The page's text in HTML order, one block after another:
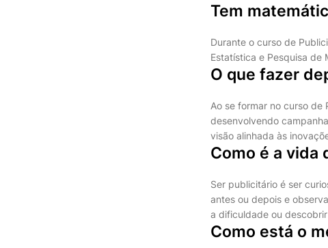
Tem
Durante o curso de
Estatística e Pesquisa de
O que fazer
Ao se formar no curso
desenvolvendo
visão alinhada às
Como é a vida
Ser publicitário é ser
antes ou depois e
a dificuldade ou
Como está o